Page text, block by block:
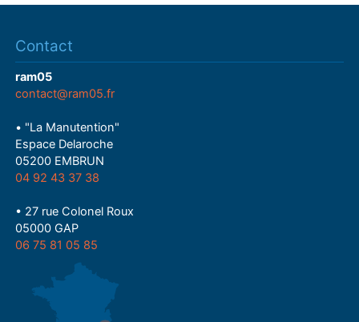
Contact
ram05
contact@ram05.fr
• "La Manutention"
Espace Delaroche
05200 EMBRUN
04 92 43 37 38
• 27 rue Colonel Roux
05000 GAP
06 75 81 05 85